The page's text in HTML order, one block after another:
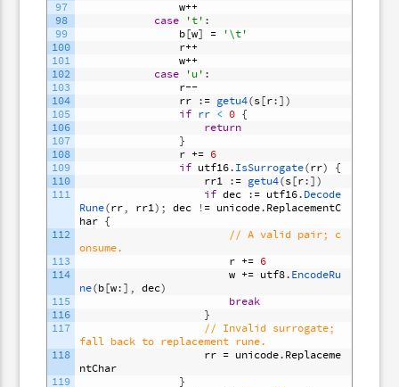
97
98
99
100
101
102
103
104
105
106
107
108
109
110
111
112
113
114
115
116
117
118
119
w++
case 't' :
b[w] = '\t'
r++
w++
case 'u' :
r--
rr := getu4(s[r:])
if rr < 0 {
return
}
r += 6
if utf16.IsSurrogate(rr) {
rr1 := getu4(s[r:])
if dec := utf16.Decode
Rune(rr, rr1) ; dec != unicode.ReplacementC
har {
// A valid pair; c
onsume.
r += 6
w += utf8.EncodeRu
ne(b[w:] , dec)
break
}
// Invalid surrogate;
fall back to replacement rune.
rr = unicode.Replaceme
ntChar
}